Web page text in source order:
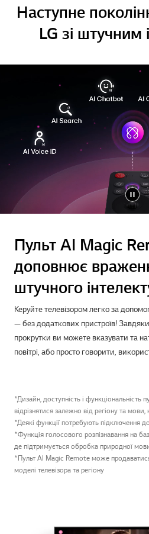
Наступне
LG зі штучним
Пульт AI Magic
доповнює
штучного
Керуйте телевізором легко за
— без додаткових пристроїв!
прокрутки ви можете вказувати та
повітрі, або просто говорити,
*Дизайн, доступність і
відрізнятися залежно від регіону та
*Деякі функції потребують підключення
*Функція голосового розпізнавання на
де підтримується обробка природної
*Пульт AI Magic Remote може
моделі телевізора та регіону